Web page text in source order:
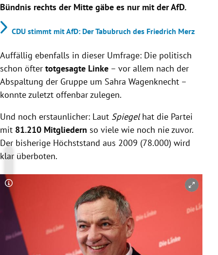
Bündnis rechts der Mitte gäbe es nur mit der AfD.
CDU stimmt mit AfD: Der Tabubruch des Friedrich Merz
Auffällig ebenfalls in dieser Umfrage: Die politisch
schon öfter totgesagte Linke – vor allem nach der
Abspaltung der Gruppe um Sahra Wagenknecht –
konnte zuletzt offenbar zulegen.
Und noch erstaunlicher: Laut Spiegelhat die Partei
mit 81.210 Mitgliedern so viele wie noch nie zuvor.
Der bisherige Höchststand aus 2009 (78.000) wird
klar überboten.
Copyright-Hinweis öffnen/schließen